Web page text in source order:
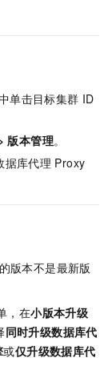
单击目标集群 ID
版本管理。
据库代理 Proxy
的版本不是最新版
，在小版本升级
同时升级数据库代
或仅升级数据库代